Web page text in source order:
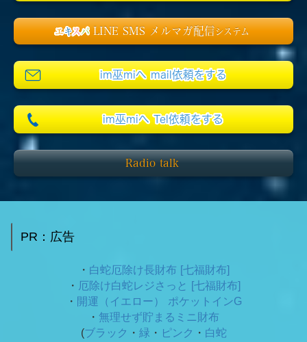
エキスパ LINE SMS メルマガ配信システム
im巫miへ mail依頼をする
im巫miへ Tel依頼をする
Radio talk
PR：広告
・ 白蛇厄除け長財布 [七福財布]
・ 厄除け白蛇レジさっと [七福財布]
・ 開運（イエロー） ポケットインG
・ 無理せず貯まるミニ財布
(ブラック ・ 緑 ・ ピンク ・ 白蛇